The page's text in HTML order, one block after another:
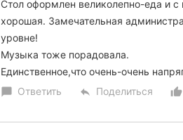
Стол оформлен великолепно-еда и
хорошая. Замечательная
уровне!
Музыка тоже порадовала.
Единственное,что очень-очень
chat_bubble Ответить reply Поделиться